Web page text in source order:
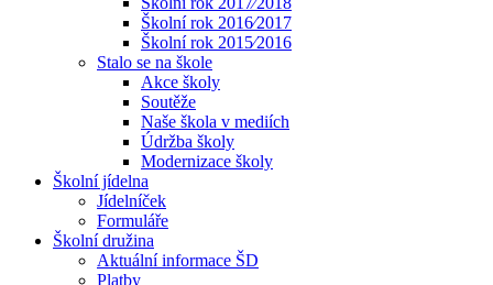
Školní rok 2016⁄2017
Školní rok 2015⁄2016
Stalo se na škole
Akce školy
Soutěže
Naše škola v mediích
Údržba školy
Modernizace školy
Školní jídelna
Jídelníček
Formuláře
Školní družina
Aktuální informace ŠD
Platby